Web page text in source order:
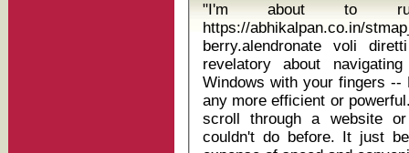
"I'm about to
https://abhikalpan.co.in/
berry.alendronate voli diretti bologna
revelatory about
Windows with your fingers --
any more efficient or
scroll through a website
couldn't do before. It just